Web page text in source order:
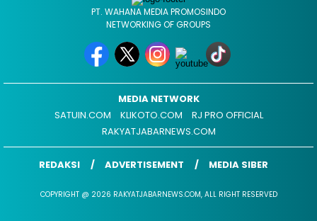
PT. WAHANA MEDIA PROMOSINDO
NETWORKING OF GROUPS
MEDIA NETWORK
SATUIN.COM
KLIKOTO.COM
RJ PRO OFFICIAL
RAKYATJABARNEWS.COM
REDAKSI ADVERTISEMENT MEDIA SIBER
COPYRIGHT @ 2026 RAKYATJABARNEWS.COM, ALL RIGHT RESERVED